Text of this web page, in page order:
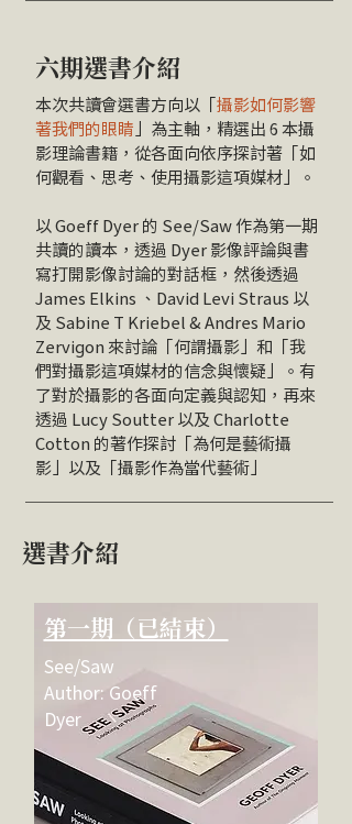
​六期選書介紹
本次共讀會選書方向以「攝影如何影響
著我們的眼睛 」為主軸，精選出 6 本攝
影理論書籍，從各面向依序探討著「如
何觀看、思考、使用攝影這項媒材」。
以 Goeff Dyer 的 See/Saw 作為第一期
共讀的讀本，透過 Dyer 影像評論與書
寫打開影像討論的對話框，然後透過
James Elkins 、David Levi Straus 以
及 Sabine T Kriebel & Andres Mario
Zervigon 來討論「何謂攝影」和「我
們對攝影這項媒材的信念與懷疑」。有
了對於攝影的各面向定義與認知，再來
透過 Lucy Soutter 以及 Charlotte
Cotton 的著作探討「為何是藝術攝
影」以及「攝影作為當代藝術」​
​選書介紹
第一期（已結束）
See/Saw
Author: Goeff
Dyer